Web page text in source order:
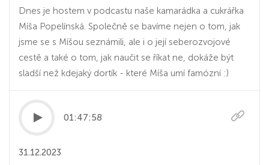
Dnes je hostem v podcastu naše kamarádka a cukrářka
Míša Popelínská. Společně se bavíme nejen o tom, jak
jsme se s Míšou seznámili, ale i o její seberozvojové
cestě a také o tom, jak naučit se říkat ne, dokáže být
sladší než kdejaký dortík - které Míša umí famózní :)
01:47:58
31.12.2023